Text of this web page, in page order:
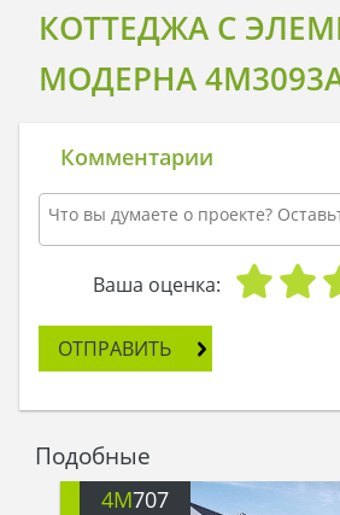
КОТТЕДЖА С
МОДЕРНА
Комментарии
Ваша оценка:
ОТПРАВИТЬ
Подобные
4M707